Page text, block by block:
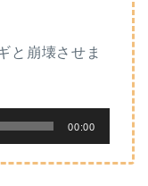
と崩壊させま
00:00